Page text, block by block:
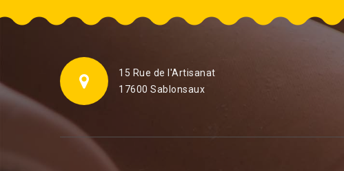
15 Rue de l'Artisanat
17600 Sablonsaux